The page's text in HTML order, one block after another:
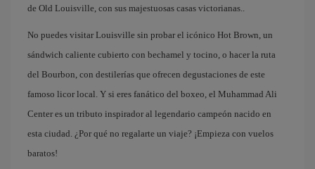
de Old Louisville, con sus majestuosas casas victorianas..
No puedes visitar Louisville sin probar el icónico Hot Brown, un
sándwich caliente cubierto con bechamel y tocino, o hacer la ruta
del Bourbon, con destilerías que ofrecen degustaciones de este
famoso licor local. Y si eres fanático del boxeo, el Muhammad Ali
Center es un tributo inspirador al legendario campeón nacido en
esta ciudad. ¿Por qué no regalarte un viaje? ¡Empieza con vuelos
baratos!